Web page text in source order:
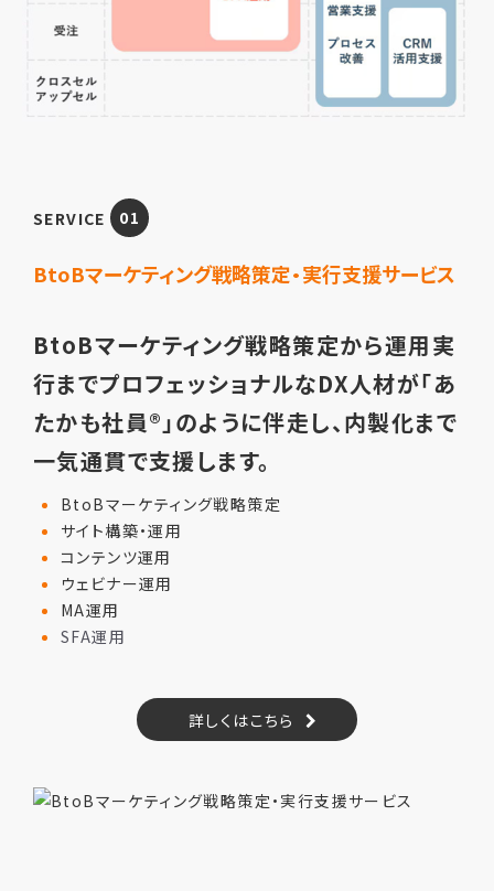
SERVICE 01
BtoBマーケティング戦略策定・実行支援サービス
BtoBマーケティング戦略策定から運用実
行までプロフェッショナルなDX人材が「あ
たかも社員®」のように伴走し、内製化まで
一気通貫で支援します。
BtoBマーケティング戦略策定
サイト構築・運用
コンテンツ運用
ウェビナー運用
MA運用
SFA運用
詳しくはこちら